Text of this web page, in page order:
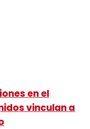
en el
vinculan a